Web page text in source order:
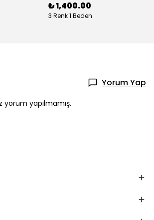
₺ 1,400.00
3 Renk 1 Beden
Yorum Yap
yapılmamış.